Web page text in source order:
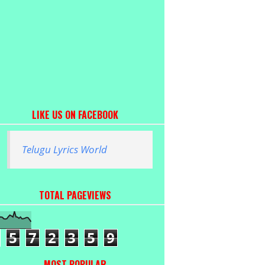
LIKE US ON FACEBOOK
Telugu Lyrics World
TOTAL PAGEVIEWS
5 7 2 3 5 9